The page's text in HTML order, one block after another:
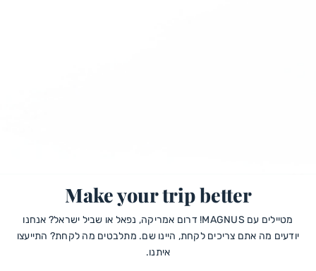
Make your trip better
מטיילים עם MAGNUS! דרום אמריקה, נפאל או שביל ישראל? אנחנו
יודעים מה אתם צריכים לקחת, היינו שם. מתלבטים מה לקחת? התייעצו
איתנו.